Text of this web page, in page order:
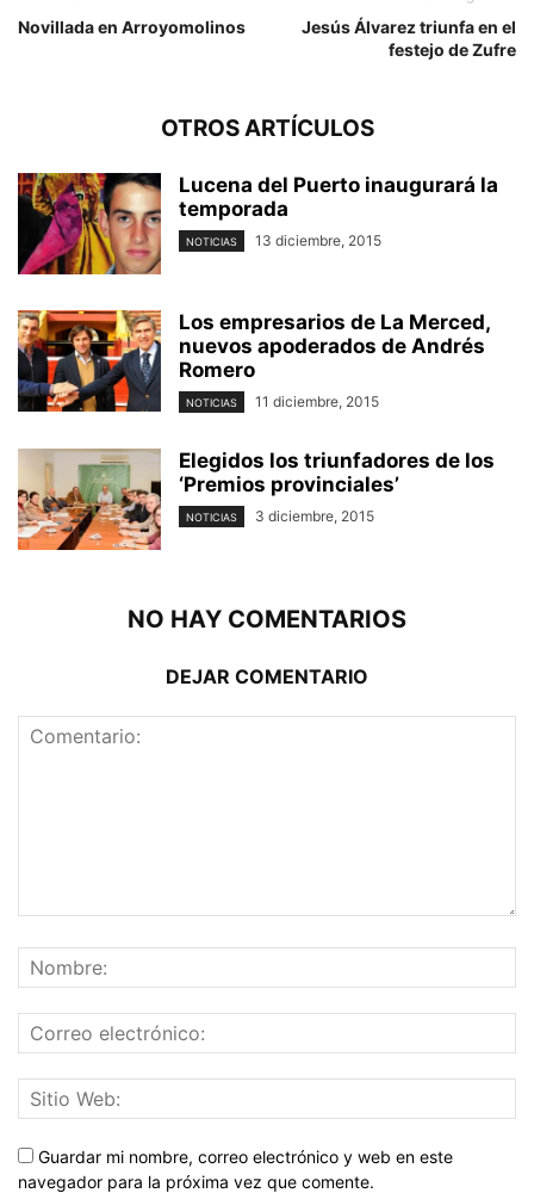
Novillada en Arroyomolinos
Jesús Álvarez triunfa en el
festejo de Zufre
OTROS ARTÍCULOS
Lucena del Puerto inaugurará la
temporada
NOTICIAS 13 diciembre, 2015
Los empresarios de La Merced,
nuevos apoderados de Andrés
Romero
NOTICIAS 11 diciembre, 2015
Elegidos los triunfadores de los
‘Premios provinciales’
NOTICIAS 3 diciembre, 2015
NO HAY COMENTARIOS
DEJAR COMENTARIO
Guardar mi nombre, correo electrónico y web en este
navegador para la próxima vez que comente.